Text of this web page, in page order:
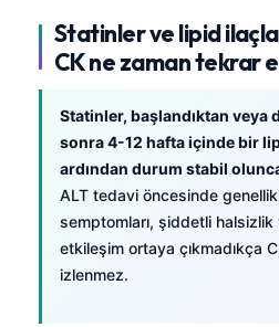
Statinler ve lipid
CK ne zaman tekrar
Statinler, başlandıktan
sonra 4-12 hafta içinde bir
ardından durum stabil
ALT tedavi öncesinde
semptomları, şiddetli
etkileşim ortaya çıkmadıkça
izlenmez.